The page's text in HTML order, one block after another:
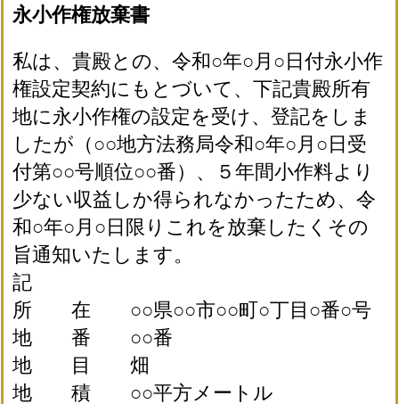
永小作権放棄書
私は、貴殿との、令和○年○月○日付永小作
権設定契約にもとづいて、下記貴殿所有
地に永小作権の設定を受け、登記をしま
したが（○○地方法務局令和○年○月○日受
付第○○号順位○○番）、５年間小作料より
少ない収益しか得られなかったため、令
和○年○月○日限りこれを放棄したくその
旨通知いたします。
記
所 在 ○○県○○市○○町○丁目○番○号
地 番 ○○番
地 目 畑
地 積 ○○平方メートル